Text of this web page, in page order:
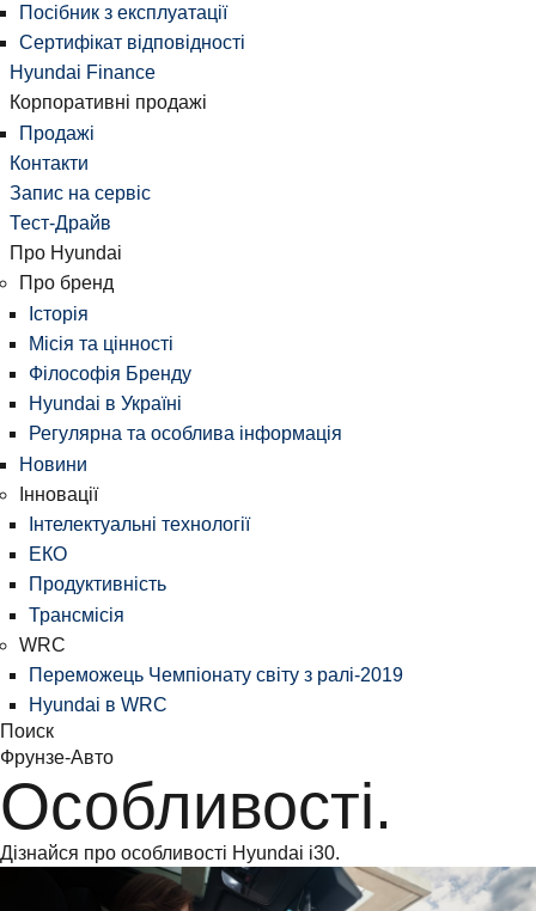
Посібник з експлуатації
Сертифікат відповідності
Hyundai Finance
Корпоративні продажі
Продажі
Контакти
Запис на сервіс
Тест-Драйв
Про Hyundai
Про бренд
Історія
Місія та цінності
Філософія Бренду
Hyundai в Україні
Регулярна та особлива інформація
Новини
Інновації
Інтелектуальні технології
ЕКО
Продуктивність
Трансмісія
WRC
Переможець Чемпіонату світу з ралі-2019
Hyundai в WRC
Поиск
Фрунзе-Авто
Особливості.
Дізнайся про особливості Hyundai i30.